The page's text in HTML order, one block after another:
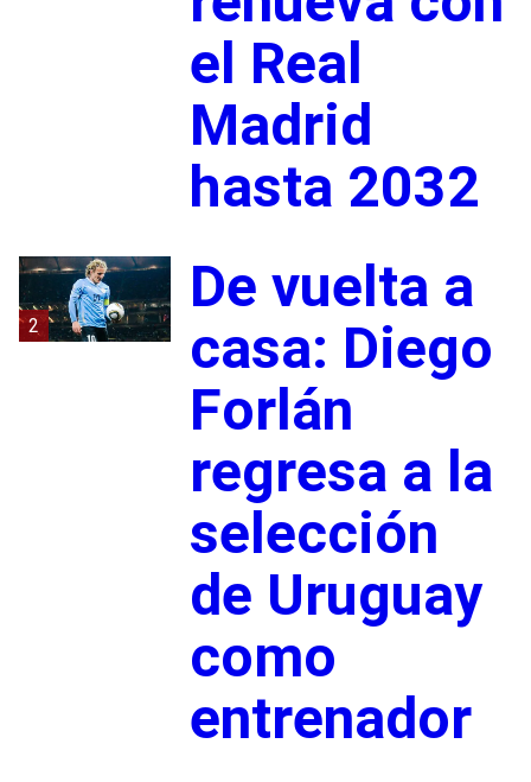
el Real
Madrid
hasta 2032
2
De vuelta a
casa: Diego
Forlán
regresa a la
selección
de Uruguay
como
entrenador